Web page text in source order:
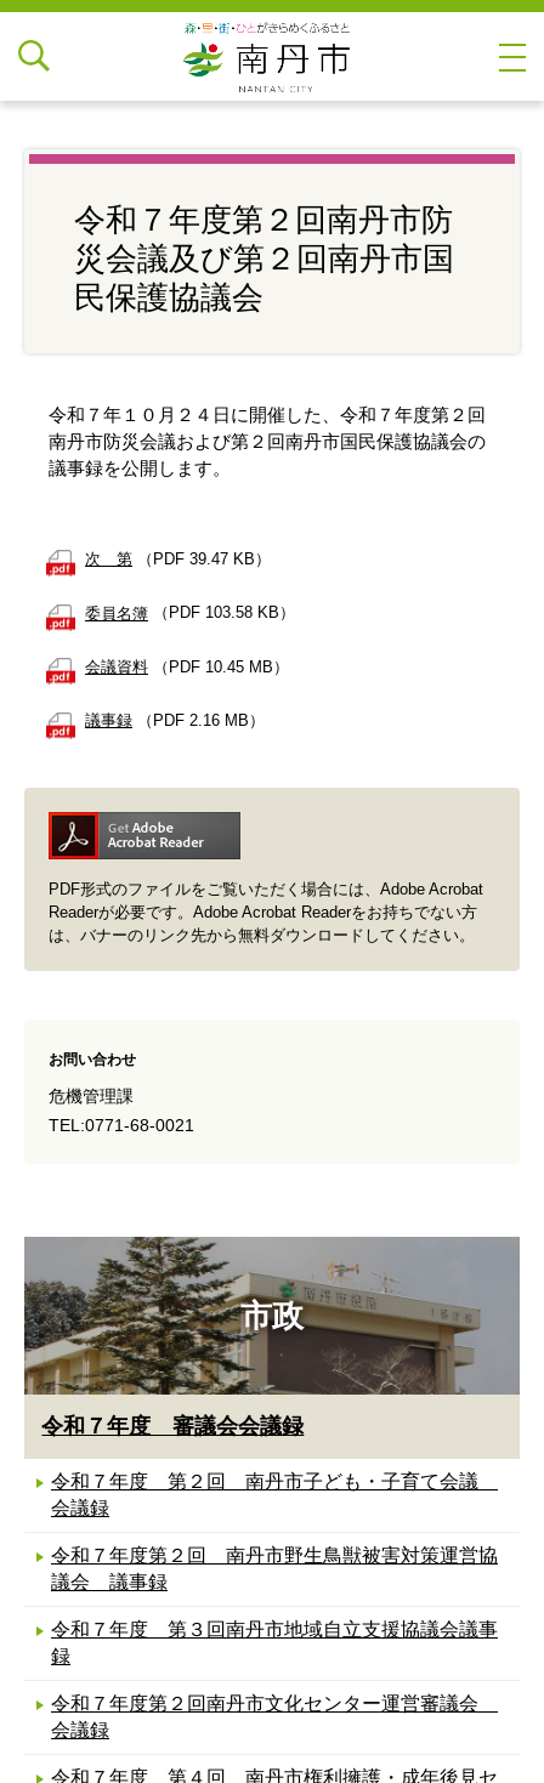
市政
令和７年度 審議会会議録
令和７年度 第２回 南丹市子ども・子育て会議
会議録
令和７年度第２回 南丹市野生鳥獣被害対策運営協
議会 議事録
令和７年度 第３回南丹市地域自立支援協議会議事
録
令和７年度第２回南丹市文化センター運営審議会
会議録
令和７年度 第４回 南丹市権利擁護・成年後見セ
令和７年度第２回南丹市防
災会議及び第２回南丹市国
民保護協議会
令和７年１０月２４日に開催した、令和７年度第２回
南丹市防災会議および第２回南丹市国民保護協議会の
議事録を公開します。
次 第 （PDF 39.47 KB）
委員名簿 （PDF 103.58 KB）
会議資料 （PDF 10.45 MB）
議事録 （PDF 2.16 MB）
PDF形式のファイルをご覧いただく場合には、Adobe Acrobat
Readerが必要です。Adobe Acrobat Readerをお持ちでない方
は、バナーのリンク先から無料ダウンロードしてください。
お問い合わせ
危機管理課
TEL:0771-68-0021